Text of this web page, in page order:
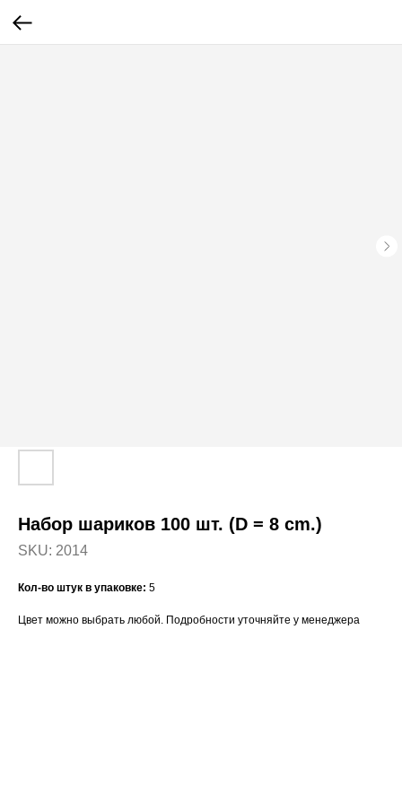
Набор шариков 100 шт. (D = 8 cm.)
SKU: 2014
Кол-во штук в упаковке: 5
Цвет можно выбрать любой. Подробности уточняйте у менеджера